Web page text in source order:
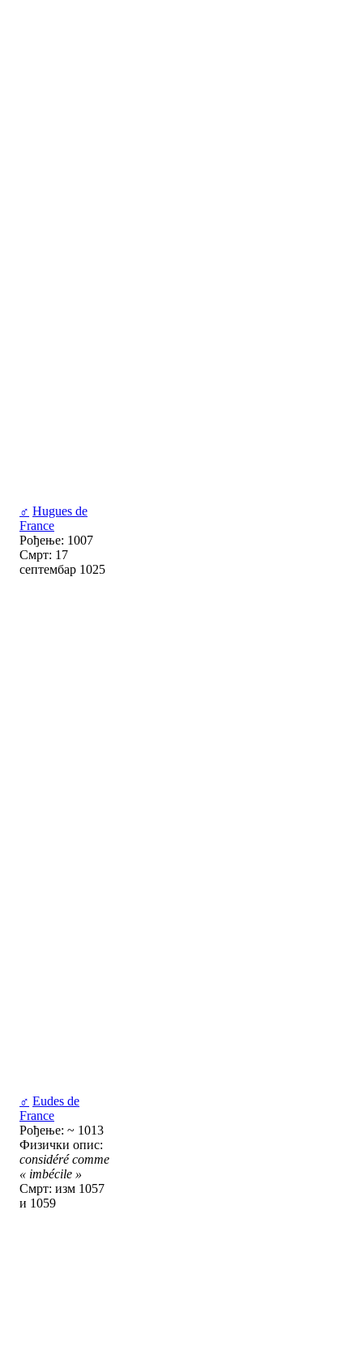
♂ Hugues de
France
Рођење: 1007
Смрт: 17
септембар 1025
♂ Eudes de
France
Рођење: ~ 1013
Физички опис:
considéré comme
« imbécile »
Смрт: изм 1057
и 1059